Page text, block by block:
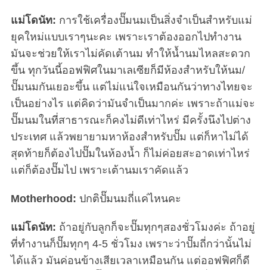
แม่โดนัท: การใช้เครื่องปั๊มนมเป็นสิ่งจำเป็นสำหรับแม่
ยุคใหม่แบบเราๆนะคะ เพราะเราต้องออกไปทำงาน
มันจะช่วยให้เราไม่คัดเต้านม ทำให้น้ำนมไหลสะดวก
ขึ้น ทุกวันนี้ออฟฟิศในมาเลเซียก็มีห้องสำหรับให้นม/
ปั๊มนมกันเยอะขึ้น แต่ไม่แน่ใจเหมือนกันว่าทางไทยจะ
เป็นอย่างไร แต่คิดว่ามันจำเป็นมากค่ะ เพราะถ้าแม่จะ
ปั๊มนมในที่สาธารณะก็คงไม่ดีเท่าไหร่ มีครั้งนึงไปต่าง
ประเทศ แล้วพยายามหาห้องสำหรับปั๊ม แต่ก็หาไม่ได้
สุดท้ายก็ต้องไปปั๊มในห้องน้ำ ก็ไม่ค่อยสะอาดเท่าไหร่
แต่ก็ต้องปั๊มไป เพราะเต้านมเราคัดแล้ว
Motherhood: ปกติปั๊มนมถี่แค่ไหนคะ
แม่โดนัท: ถ้าอยู่กับลูกก็จะปั๊มทุกๆสองชั่วโมงค่ะ ถ้าอยู่
ที่ทำงานก็ปั๊มทุกๆ 4-5 ชั่วโมง เพราะว่าปั๊มถี่กว่านั้นไม่
ได้แล้ว มันค่อนข้างเสียเวลาเหมือนกัน แต่ออฟฟิศก็ดี